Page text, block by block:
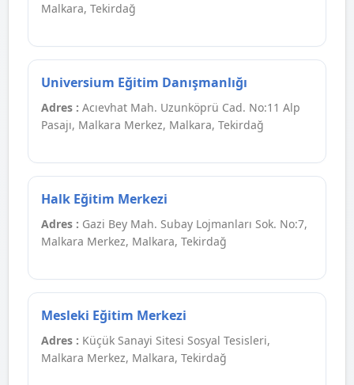
Malkara, Tekirdağ
Universium Eğitim Danışmanlığı
Adres : Acıevhat Mah. Uzunköprü Cad. No:11 Alp
Pasajı, Malkara Merkez, Malkara, Tekirdağ
Halk Eğitim Merkezi
Adres : Gazi Bey Mah. Subay Lojmanları Sok. No:7,
Malkara Merkez, Malkara, Tekirdağ
Mesleki Eğitim Merkezi
Adres : Küçük Sanayi Sitesi Sosyal Tesisleri,
Malkara Merkez, Malkara, Tekirdağ